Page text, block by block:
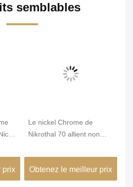
semblables
prix
Le nickel Chrome de
Nikrothal 70 allient non
Obtenez le meilleur prix